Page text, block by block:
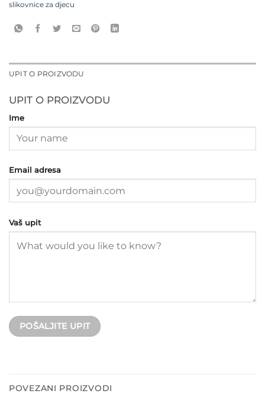
slikovnice za djecu
UPIT O PROIZVODU
UPIT O PROIZVODU
Ime
Email adresa
Vaš upit
POVEZANI PROIZVODI